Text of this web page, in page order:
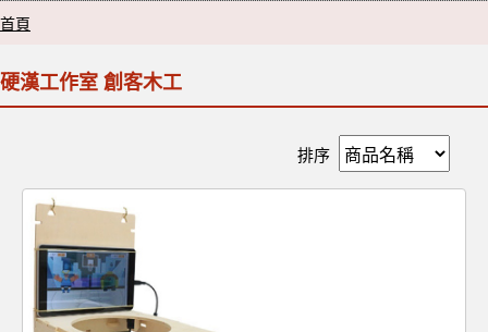
首頁
硬漢工作室 創客木工
排序